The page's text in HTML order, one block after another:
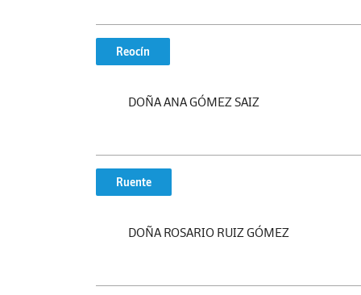
Reocín
DOÑA ANA GÓMEZ SAIZ
Ruente
DOÑA ROSARIO RUIZ GÓMEZ